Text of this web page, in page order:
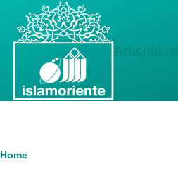
Skip to main content
Breadcrumb
Home